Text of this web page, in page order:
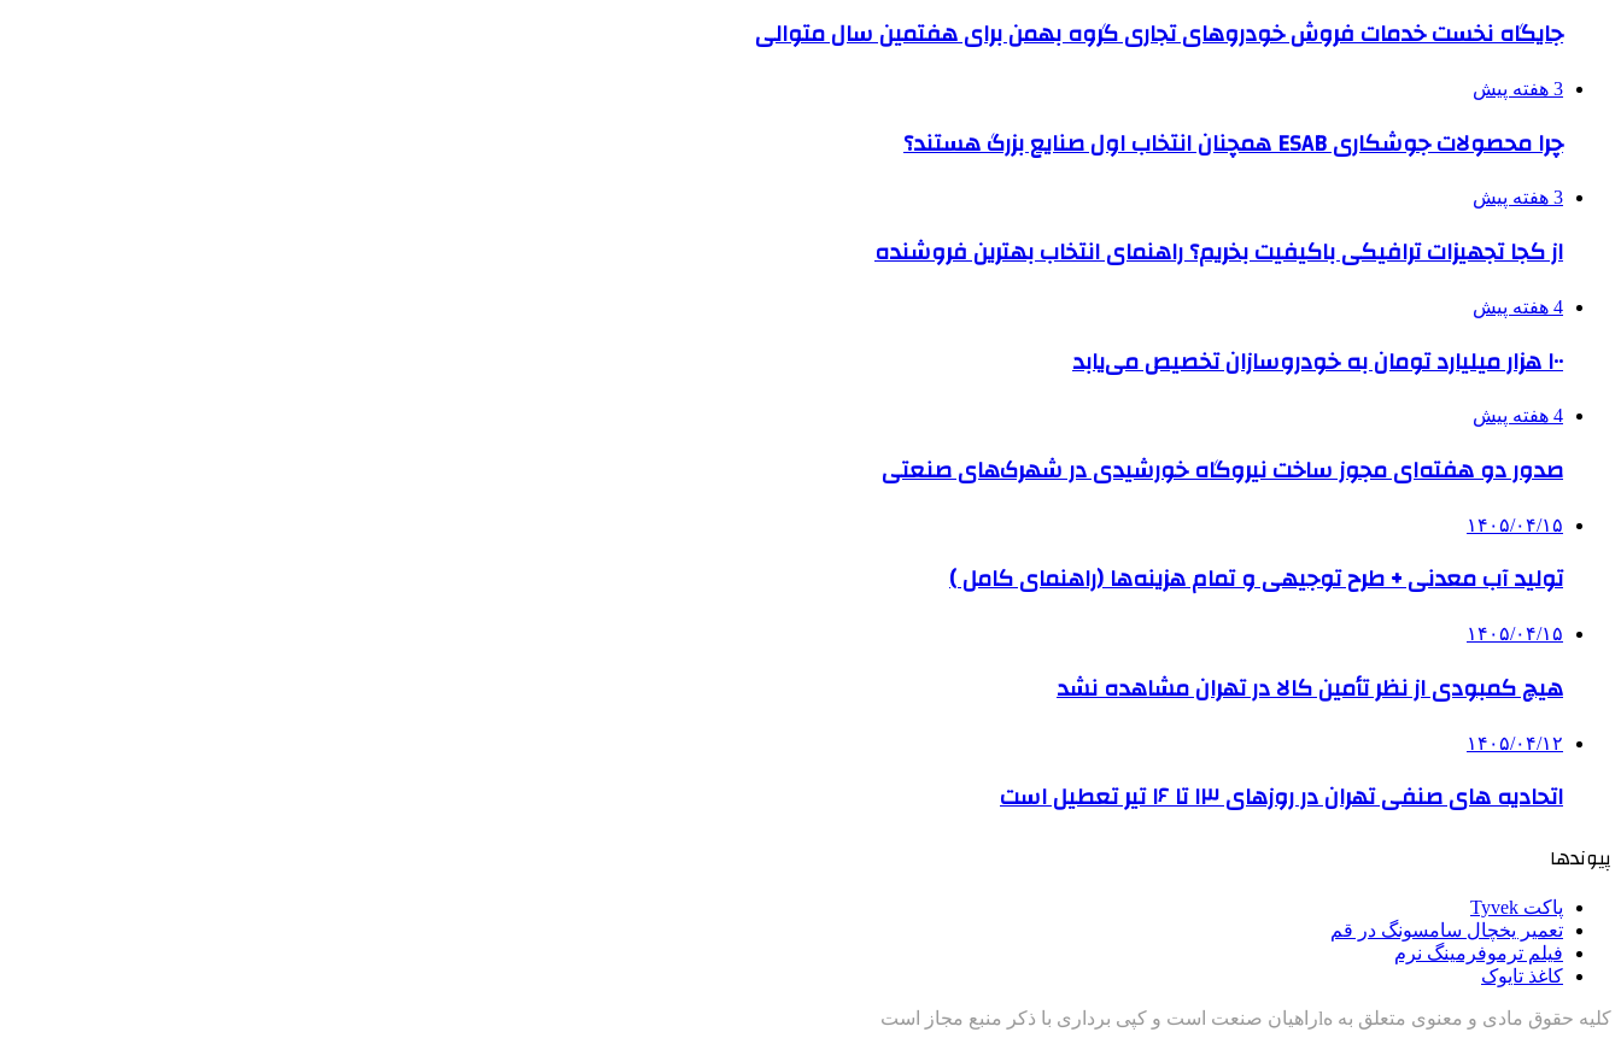
جایگاه نخست خدمات فروش خودروهای تجاری گروه بهمن برای هفتمین سال متوالی
3 هفته پیش
چرا محصولات جوشکاری ESAB همچنان انتخاب اول صنایع بزرگ هستند؟
3 هفته پیش
از کجا تجهیزات ترافیکی باکیفیت بخریم؟ راهنمای انتخاب بهترین فروشنده
4 هفته پیش
۱۰۰ هزار میلیارد تومان به خودروسازان تخصیص می‌یابد
4 هفته پیش
صدور دو هفته‌ای مجوز ساخت نیروگاه خورشیدی در شهرک‌های صنعتی
۱۴۰۵/۰۴/۱۵
تولید آب معدنی + طرح توجیهی و تمام هزینه‌ها (راهنمای کامل )
۱۴۰۵/۰۴/۱۵
هیچ کمبودی از نظر تأمین کالا در تهران مشاهده نشد
۱۴۰۵/۰۴/۱۲
اتحادیه های صنفی تهران در روزهای ۱۳ تا ۱۶ تیر تعطیل است
پیوندها
پاکت Tyvek
تعمیر یخچال سامسونگ در قم
فیلم ترموفرمینگ نرم
کاغذ تایوک
کلیه حقوق مادی و معنوی متعلق به هlراهیان صنعت است و کپی برداری با ذکر منبع مجاز است